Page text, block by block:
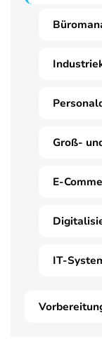
Groß-
E-
IT-